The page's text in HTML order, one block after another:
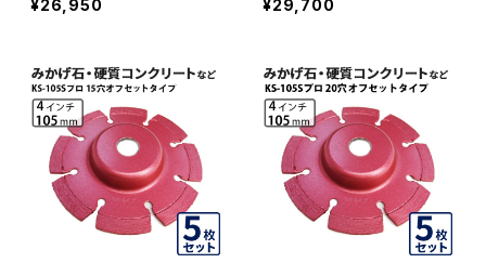
石などの切断用 ダイヤセグ
刃 (ks-105spro-05)
¥26,950
mm みかげ石などの切断用
ドカッター 刃 ビス3個付属
(ks-105spro-b) KS-105S
PRO-B-05
¥29,700